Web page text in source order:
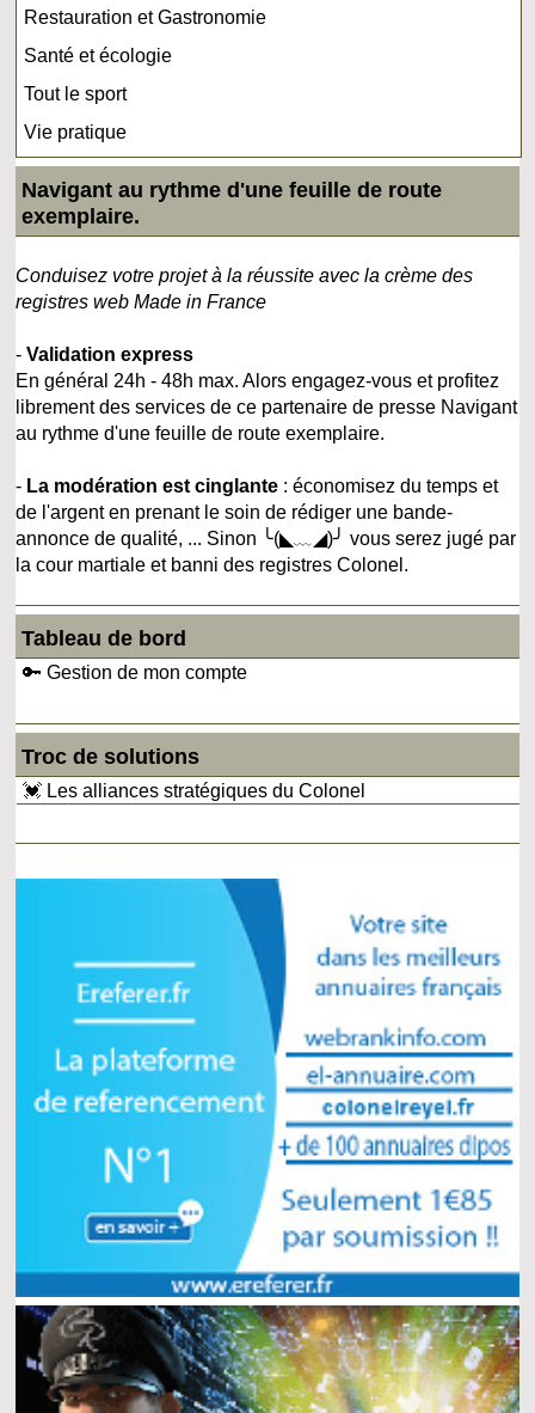
Restauration et Gastronomie
Santé et écologie
Tout le sport
Vie pratique
Navigant au rythme d'une feuille de route
exemplaire.
Conduisez votre projet à la réussite avec la crème des
registres web Made in France
-Validation express
En général 24h - 48h max. Alors engagez-vous et profitez
librement des services de ce partenaire de presse Navigant
au rythme d'une feuille de route exemplaire.
- La modération est cinglante : économisez du temps et
de l'argent en prenant le soin de rédiger une bande-
annonce de qualité, ... Sinon ╰(◣﹏◢)╯ vous serez jugé par
la cour martiale et banni des registres Colonel.
Tableau de bord
🔑 Gestion de mon compte
Troc de solutions
💓 Les alliances stratégiques du Colonel